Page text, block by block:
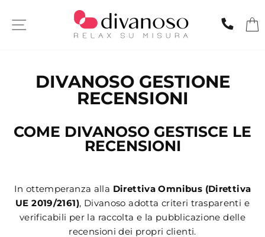
SITE NAVIGATION
DIVANOSO GESTIONE
RECENSIONI
COME DIVANOSO GESTISCE LE
RECENSIONI
In ottemperanza alla Direttiva Omnibus (Direttiva
UE 2019/2161), Divanoso adotta criteri trasparenti e
verificabili per la raccolta e la pubblicazione delle
recensioni dei propri clienti.